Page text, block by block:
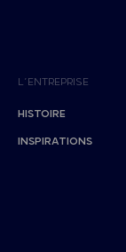
L’ENTREPRISE
HISTOIRE
INSPIRATIONS